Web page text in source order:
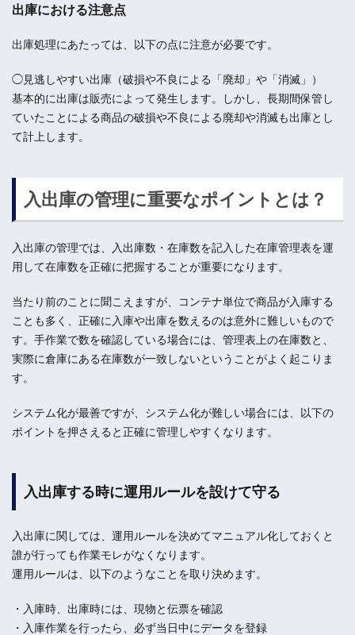
出庫における注意点
出庫処理にあたっては、以下の点に注意が必要です。
◯見逃しやすい出庫（破損や不良による「廃却」や「消滅」）
基本的に出庫は販売によって発生します。しかし、長期間保管し
ていたことによる商品の破損や不良による廃却や消滅も出庫とし
て計上します。
入出庫の管理に重要なポイントとは？
入出庫の管理では、入出庫数・在庫数を記入した在庫管理表を運
用して在庫数を正確に把握することが重要になります。
当たり前のことに聞こえますが、コンテナ単位で商品が入庫する
ことも多く、正確に入庫や出庫を数えるのは意外に難しいもので
す。手作業で数を確認している場合には、管理表上の在庫数と、
実際に倉庫にある在庫数が一致しないということがよく起こりま
す。
システム化が最善ですが、システム化が難しい場合には、以下の
ポイントを押さえると正確に管理しやすくなります。
入出庫する時に運用ルールを設けて守る
入出庫に関しては、運用ルールを決めてマニュアル化しておくと
誰が行っても作業モレがなくなります。
運用ルールは、以下のようなことを取り決めます。
・入庫時、出庫時には、現物と伝票を確認
・入庫作業を行ったら、必ず当日中にデータを登録